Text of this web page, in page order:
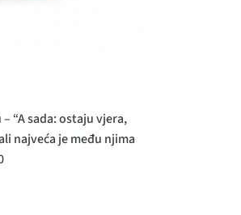
“A sada: ostaju vjera,
najveća je među njima